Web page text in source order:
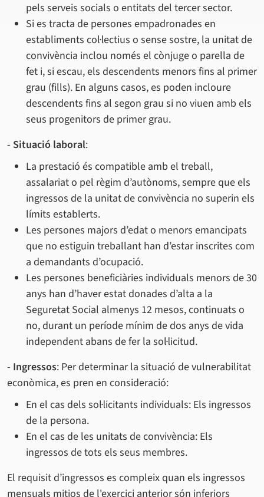
pels serveis socials o entitats del tercer sector.
Si es tracta de persones empadronades en
establiments col·lectius o sense sostre, la unitat de
convivència inclou només el cònjuge o parella de
fet i, si escau, els descendents menors fins al primer
grau (fills). En alguns casos, es poden incloure
descendents fins al segon grau si no viuen amb els
seus progenitors de primer grau.
- Situació laboral:
La prestació és compatible amb el treball,
assalariat o pel règim d’autònoms, sempre que els
ingressos de la unitat de convivència no superin els
límits establerts.
Les persones majors d’edat o menors emancipats
que no estiguin treballant han d’estar inscrites com
a demandants d’ocupació.
Les persones beneficiàries individuals menors de 30
anys han d’haver estat donades d’alta a la
Seguretat Social almenys 12 mesos, continuats o
no, durant un període mínim de dos anys de vida
independent abans de fer la sol·licitud.
- Ingressos: Per determinar la situació de vulnerabilitat
econòmica, es pren en consideració:
En el cas dels sol·licitants individuals: Els ingressos
de la persona.
En el cas de les unitats de convivència: Els
ingressos de tots els seus membres.
El requisit d’ingressos es compleix quan els ingressos
mensuals mitjos de l'exercici anterior són inferiors